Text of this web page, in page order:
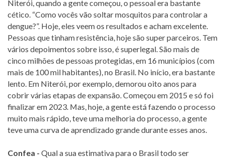
Niterói, quando a gente começou, o pessoal era bastante
cético. “Como vocês vão soltar mosquitos para controlar a
dengue?”. Hoje, eles veem os resultados e acham excelente.
Pessoas que tinham resistência, hoje são super parceiros. Tem
vários depoimentos sobre isso, é superlegal. São mais de
cinco milhões de pessoas protegidas, em 16 municípios (com
mais de 100 mil habitantes), no Brasil. No início, era bastante
lento. Em Niterói, por exemplo, demorou oito anos para
cobrir várias etapas de expansão. Começou em 2015 e só foi
finalizar em 2023. Mas, hoje, a gente está fazendo o processo
muito mais rápido, teve uma melhoria do processo, a gente
teve uma curva de aprendizado grande durante esses anos.
Confea - Qual a sua estimativa para o Brasil todo ser